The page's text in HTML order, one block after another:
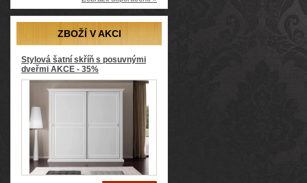
ZBOŽÍ V AKCI
Stylová šatní skříň s posuvnými
dveřmi AKCE - 35%